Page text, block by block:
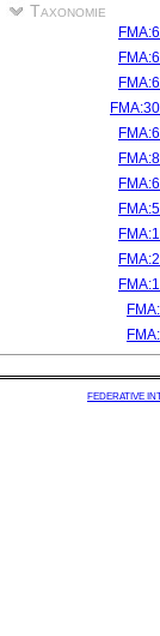
Taxonomie
FEDERATIVE